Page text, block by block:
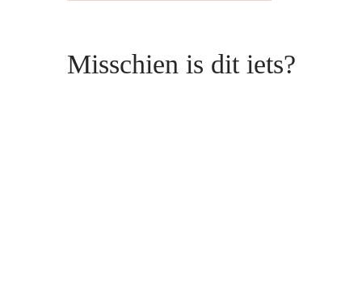
Misschien is dit iets?